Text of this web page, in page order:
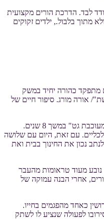
לבד. הדרכת הורים מקצועית
מתוך בלבול., ילדים זקוקים
מתפקד כהורה יחיד במשק
אורה מורג. סיפור חיים של
היום, כשאני יודעת שהשליחות שלי בעולם היא להציל משפחות וילדים, אני מבינה שחלק מזה כרוך בחשיפה של סיפורים אישיים. התגרשתי פעמיים. בפעם הראשונה אחרי שחוויתי תקופה של "מעוכבת גט" במשך 8 שנים.
עם זאת, היום עם שלושה
נכון את החינוך בבית ואת
נובע מעוד טראומות מהעבר
אחרי הבנה עמוקה של
כאחד מהפגמים בחייו.
לפעולה שנציע לו לשתק